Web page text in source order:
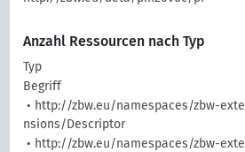
Anzahl Ressourcen nach Typ
Typ
Begriff
• http://zbw.eu/namespaces/zbw-exte
nsions/Descriptor
• http://zbw.eu/namespaces/zbw-exte